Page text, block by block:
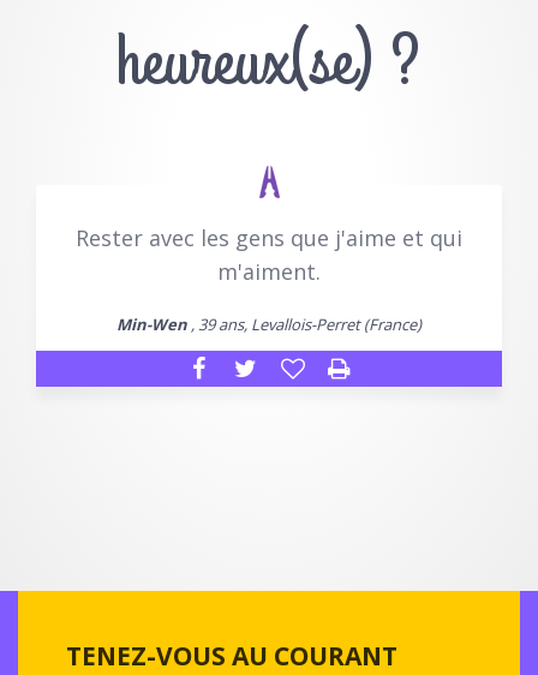
heureux(se) ?
Rester avec les gens que j'aime et qui
m'aiment.
Min-Wen , 39 ans, Levallois-Perret (France)
TENEZ-VOUS AU COURANT